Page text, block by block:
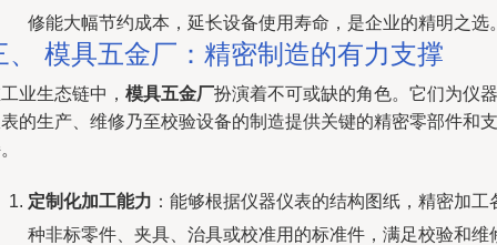
修能大幅节约成本，延长设备使用寿命，是企业的精明之选
、 模具五金厂：精密制造的有力支撑
业生态链中， 模具五金厂扮演着不可或缺的角色。它们为仪器
的生产、维修乃至校验设备的制造提供关键的精密零部件和支
定制化加工能力 ：能够根据仪器仪表的结构图纸，精密加工
种非标零件、夹具、治具或校准用的标准件，满足校验和维